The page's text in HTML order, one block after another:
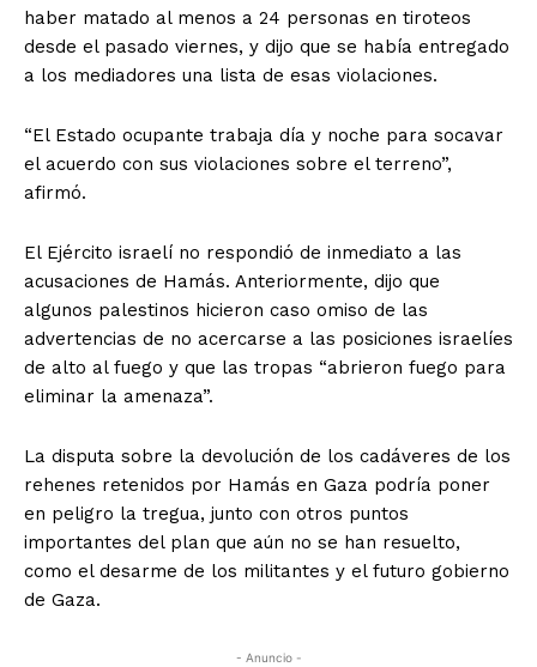
haber matado al menos a 24 personas en tiroteos
desde el pasado viernes, y dijo que se había entregado
a los mediadores una lista de esas violaciones.
“El Estado ocupante trabaja día y noche para socavar
el acuerdo con sus violaciones sobre el terreno”,
afirmó.
El Ejército israelí no respondió de inmediato a las
acusaciones de Hamás. Anteriormente, dijo que
algunos palestinos hicieron caso omiso de las
advertencias de no acercarse a las posiciones israelíes
de alto al fuego y que las tropas “abrieron fuego para
eliminar la amenaza”.
La disputa sobre la devolución de los cadáveres de los
rehenes retenidos por Hamás en Gaza podría poner
en peligro la tregua, junto con otros puntos
importantes del plan que aún no se han resuelto,
como el desarme de los militantes y el futuro gobierno
de Gaza.
- Anuncio -